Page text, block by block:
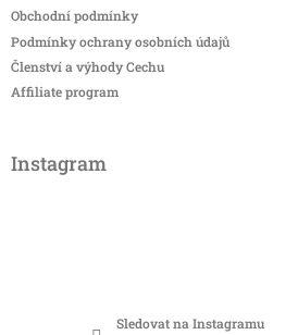
Obchodní podmínky
Podmínky ochrany osobních údajů
Členství a výhody Cechu
Affiliate program
Instagram
Sledovat na Instagramu